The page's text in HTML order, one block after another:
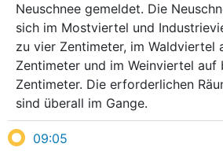
Neuschnee gemeldet. Die
sich im Mostviertel und
zu vier Zentimeter, im Waldviertel
Zentimeter und im Weinviertel auf
Zentimeter. Die erforderlichen
sind überall im Gange.
09:05